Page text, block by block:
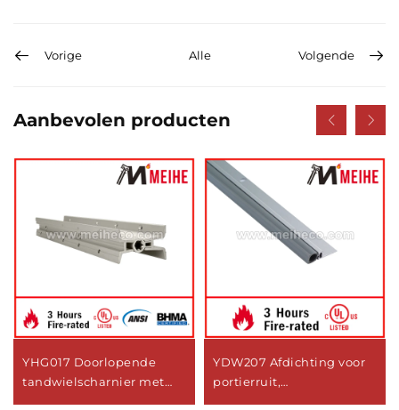
Vorige Alle Volgende
Aanbevolen producten
YHG017 Doorlopende
tandwielscharnier met
dubbele zwenking
YDW207 Afdichting voor
portierruit,
omlaaglopende